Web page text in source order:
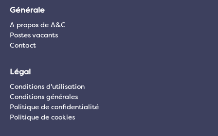
Générale
A propos de A&C
Postes vacants
Contact
Légal
Conditions d'utilisation
Conditions générales
Politique de confidentialité
Politique de cookies